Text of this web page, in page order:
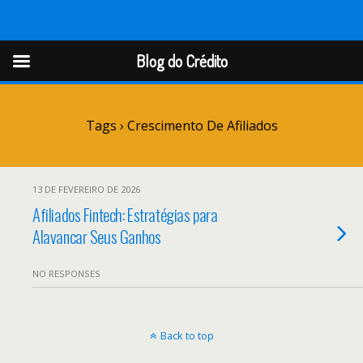
Blog do Crédito
Tags › Crescimento De Afiliados
13 DE FEVEREIRO DE 2026
Afiliados Fintech: Estratégias para
Alavancar Seus Ganhos
NO RESPONSES
Back to top
Blog do Crédito